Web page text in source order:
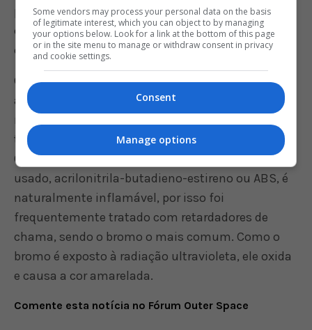
pequena tela do protótipo na parte superior do
console mostra ao usuário qual faixa de música
está sendo reproduzida no CD.
Como é comum em aparelhos eletrônicos muito
antigos, a carcaça do Nintendo PlayStation
tornado mais amarelada que o protótipo original.
Os autores do leilão explicam que o material
usado, acrilonitrila-butadieno-estireno ou ABS, é
naturalmente inflamável, por isso foi
frequentemente tratado com retardadores de
chama, sendo o bromo o mais comum. Como o
bromo é exposto à radiação ultravioleta, ele oxida
e causa a cor amarelada.
Comente esta notícia no Fórum Outer Space
Some vendors may process your personal data on the basis
of legitimate interest, which you can object to by managing
your options below. Look for a link at the bottom of this page
or in the site menu to manage or withdraw consent in privacy
and cookie settings.
Consent
Manage options